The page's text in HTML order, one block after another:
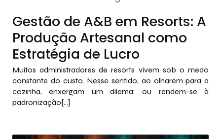
Gestão de A&B em Resorts: A
Produção Artesanal como
Estratégia de Lucro
Muitos administradores de resorts vivem sob o medo
constante do custo. Nesse sentido, ao olharem para a
cozinha, enxergam um dilema: ou rendem-se à
padronização[…]